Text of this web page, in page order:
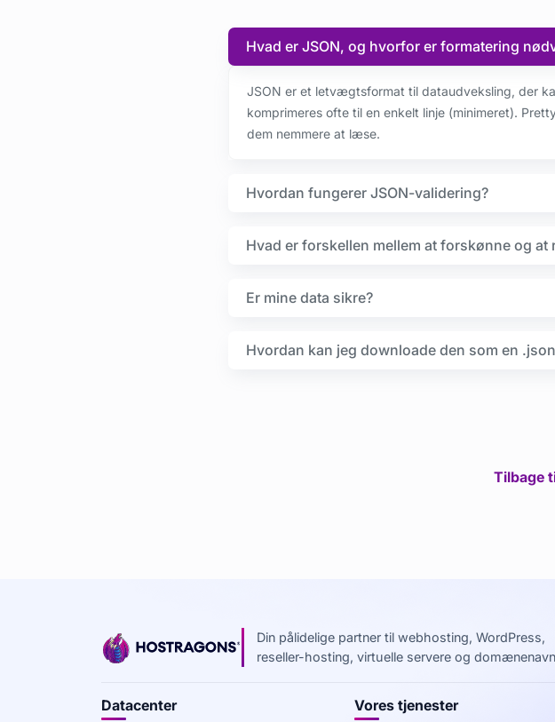
Hvad er JSON, og hvorfor er formatering
JSON er et letvægtsformat til dataudveksling, der
komprimeres ofte til en enkelt linje (minimeret).
dem nemmere at læse.
Hvordan fungerer JSON-validering?
Hvad er forskellen mellem at forskønne og at
Er mine data sikre?
Hvordan kan jeg downloade den som en
Tilbage
Din pålidelige partner til webhosting, WordPress,
reseller-hosting, virtuelle servere og
Datacenter Vores tjenester